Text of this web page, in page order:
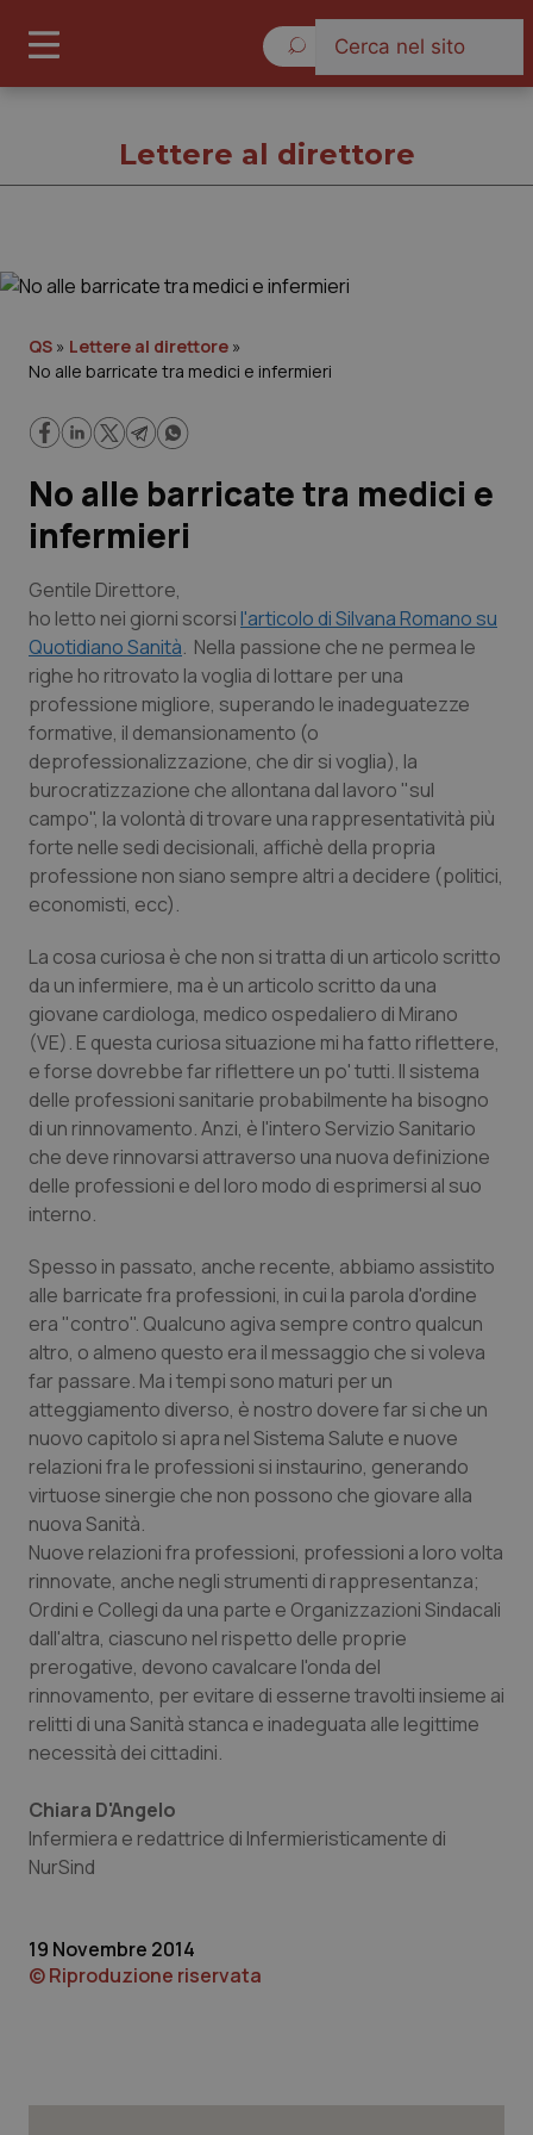
Cronache
Lavoro e Professioni
Scienza e Farmaci
Studi e Analisi
Lettere al direttore
Edizioni Regionali
QS Pro
Professionisti Sanitari.AI
Abruzzo
Basilicata
Calabria
Campania
Emilia-Romagna
Friuli Venezia Giulia
Lazio
Liguria
Lombardia
Marche
Molise
Piemonte
Provincia Autonoma di Bolzano
Provincia Autonoma di Trento
Puglia
Sicilia
QS Pro Gold
Artrite & artrosi
Asma & BPCO
Car-T
Colesterolo & coronaropatie
Dermatite Atopica
Diabete & glucometri
Disturbi dell’umore
Dolore
Donna & Salute
Epatiti
HIV
Infezioni & Febbre
Ipertensione & Scompenso
Malattie rare
Neuroscienze & patologie neurodegenerative
QS Club Newsletter
Lettere al direttore
QS » Lettere al direttore »
No alle barricate tra medici e infermieri
No alle barricate tra medici e
infermieri
Gentile Direttore,
ho letto nei giorni scorsil'articolo di Silvana Romano su
Quotidiano Sanità. Nella passione che ne permea le
righe ho ritrovato la voglia di lottare per una
professione migliore, superando le inadeguatezze
formative, il demansionamento (o
deprofessionalizzazione, che dir si voglia), la
burocratizzazione che allontana dal lavoro "sul
campo", la volontà di trovare una rappresentatività più
forte nelle sedi decisionali, affichè della propria
professione non siano sempre altri a decidere (politici,
economisti, ecc).
La cosa curiosa è che non si tratta di un articolo scritto
da un infermiere, ma è un articolo scritto da una
giovane cardiologa, medico ospedaliero di Mirano
(VE). E questa curiosa situazione mi ha fatto riflettere,
e forse dovrebbe far riflettere un po' tutti. Il sistema
delle professioni sanitarie probabilmente ha bisogno
di un rinnovamento. Anzi, è l'intero Servizio Sanitario
che deve rinnovarsi attraverso una nuova definizione
delle professioni e del loro modo di esprimersi al suo
interno.
Spesso in passato, anche recente, abbiamo assistito
alle barricate fra professioni, in cui la parola d'ordine
era "contro". Qualcuno agiva sempre contro qualcun
altro, o almeno questo era il messaggio che si voleva
far passare. Ma i tempi sono maturi per un
atteggiamento diverso, è nostro dovere far si che un
nuovo capitolo si apra nel Sistema Salute e nuove
relazioni fra le professioni si instaurino, generando
virtuose sinergie che non possono che giovare alla
nuova Sanità.
Nuove relazioni fra professioni, professioni a loro volta
rinnovate, anche negli strumenti di rappresentanza;
Ordini e Collegi da una parte e Organizzazioni Sindacali
dall'altra, ciascuno nel rispetto delle proprie
prerogative, devono cavalcare l'onda del
rinnovamento, per evitare di esserne travolti insieme ai
relitti di una Sanità stanca e inadeguata alle legittime
necessità dei cittadini.
Chiara D'Angelo
Infermiera e redattrice di Infermieristicamente di
NurSind
19 Novembre 2014
© Riproduzione riservata